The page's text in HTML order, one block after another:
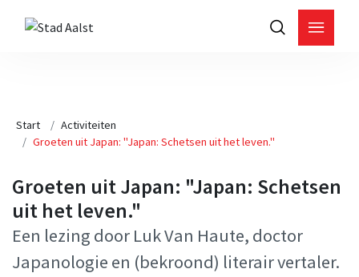
Start
Activiteiten
Groeten uit Japan: "Japan: Schetsen uit het leven."
Groeten uit Japan: "Japan: Schetsen
uit het leven."
Een lezing door Luk Van Haute, doctor
Japanologie en (bekroond) literair vertaler.